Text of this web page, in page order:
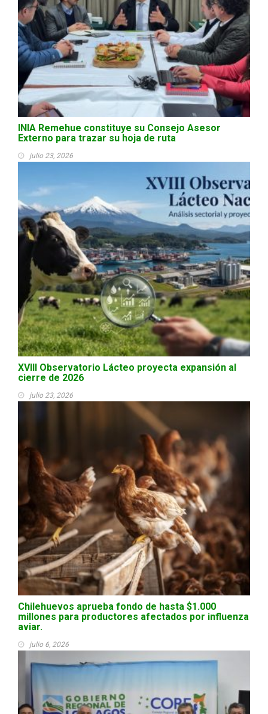
INIA Remehue constituye su Consejo Asesor
Externo para trazar su hoja de ruta
julio 23, 2026
XVIII Observatorio Lácteo proyecta expansión al
cierre de 2026
julio 23, 2026
Chilehuevos aprueba fondo de hasta $1.000
millones para productores afectados por influenza
aviar.
julio 6, 2026